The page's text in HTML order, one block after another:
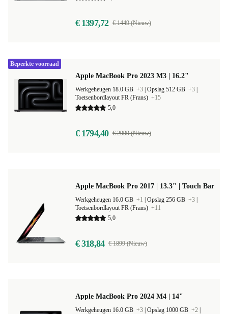
€ 1397,72 € 1449 (Nieuw)
Apple MacBook Pro 2023 M3 | 16.2"
Werkgeheugen 18.0 GB +3 Opslag 512 GB +3
Toetsenbordlayout FR (Frans) +15
5,0
€ 1794,40 € 2999 (Nieuw)
Beperkte voorraad
Apple MacBook Pro 2017 | 13.3" | Touch Bar
Werkgeheugen 16.0 GB +1 Opslag 256 GB +3
Toetsenbordlayout FR (Frans) +11
5,0
€ 318,84 € 1899 (Nieuw)
Apple MacBook Pro 2024 M4 | 14"
Werkgeheugen 16.0 GB +3 Opslag 1000 GB +2